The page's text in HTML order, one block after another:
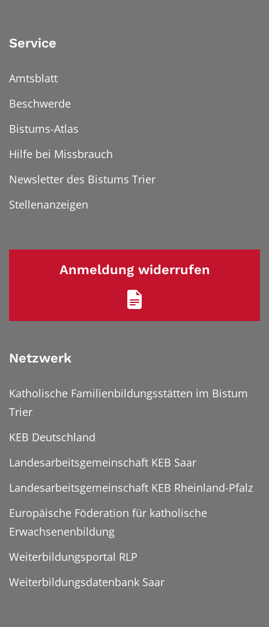
Service
Amtsblatt
Beschwerde
Bistums-Atlas
Hilfe bei Missbrauch
Newsletter des Bistums Trier
Stellenanzeigen
Anmeldung widerrufen
Netzwerk
Katholische Familienbildungsstätten im Bistum
Trier
KEB Deutschland
Landesarbeitsgemeinschaft KEB Saar
Landesarbeitsgemeinschaft KEB Rheinland-Pfalz
Europäische Föderation für katholische
Erwachsenenbildung
Weiterbildungsportal RLP
Weiterbildungsdatenbank Saar